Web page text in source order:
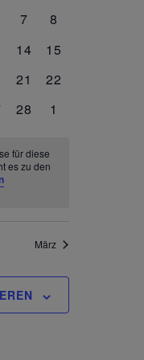
Navigation
0
7
0
8
0
14
0
15
0
21
0
22
0
28
0
1
für diese
es zu den
März